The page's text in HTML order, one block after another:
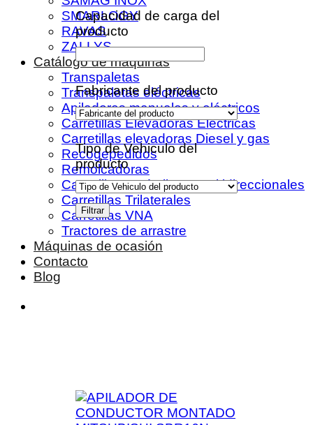
SMARLOGY
RAVAS
ZALLYS
Catálogo de máquinas
Transpaletas
Transpaletas eléctricas
Apiladores manuales y eléctricos
Carretillas Elevadoras Eléctricas
Carretillas elevadoras Diesel y gas
Recogepedidos
Remolcadoras
Carretillas retráctiles y multidireccionales
Carretillas Trilaterales
Carretillas VNA
Tractores de arrastre
Máquinas de ocasión
Contacto
Blog
Capacidad de carga del
producto
Fabricante del producto
Tipo de Vehiculo del
producto
Filtrar